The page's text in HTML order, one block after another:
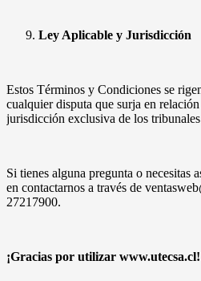
Ley Aplicable y Jurisdicción
Estos Términos y Condiciones se
cualquier disputa que surja en
jurisdicción exclusiva de los
Si tienes alguna pregunta o necesitas
en contactarnos a través de
27217900.
¡Gracias por utilizar www.utecsa.cl!